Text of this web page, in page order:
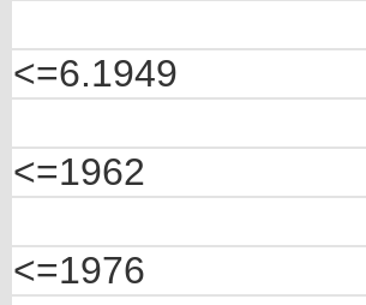
<=6.1949
<=1962
<=1976